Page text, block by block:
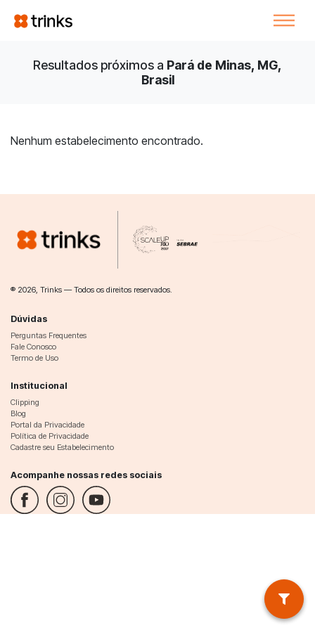
Resultados próximos a Pará de Minas, MG,
Brasil
Nenhum estabelecimento encontrado.
® 2026, Trinks — Todos os direitos reservados.
Dúvidas
Perguntas Frequentes
Fale Conosco
Termo de Uso
Institucional
Clipping
Blog
Portal da Privacidade
Política de Privacidade
Cadastre seu Estabelecimento
Acompanhe nossas redes sociais